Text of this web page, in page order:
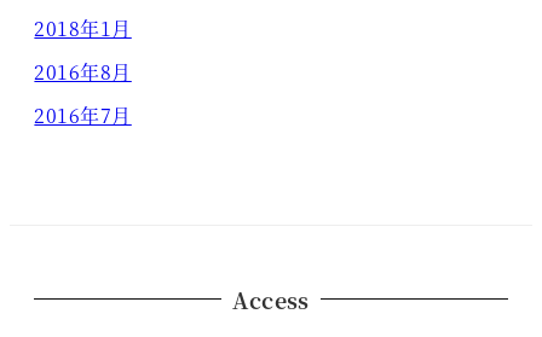
2018年1月
2016年8月
2016年7月
Access